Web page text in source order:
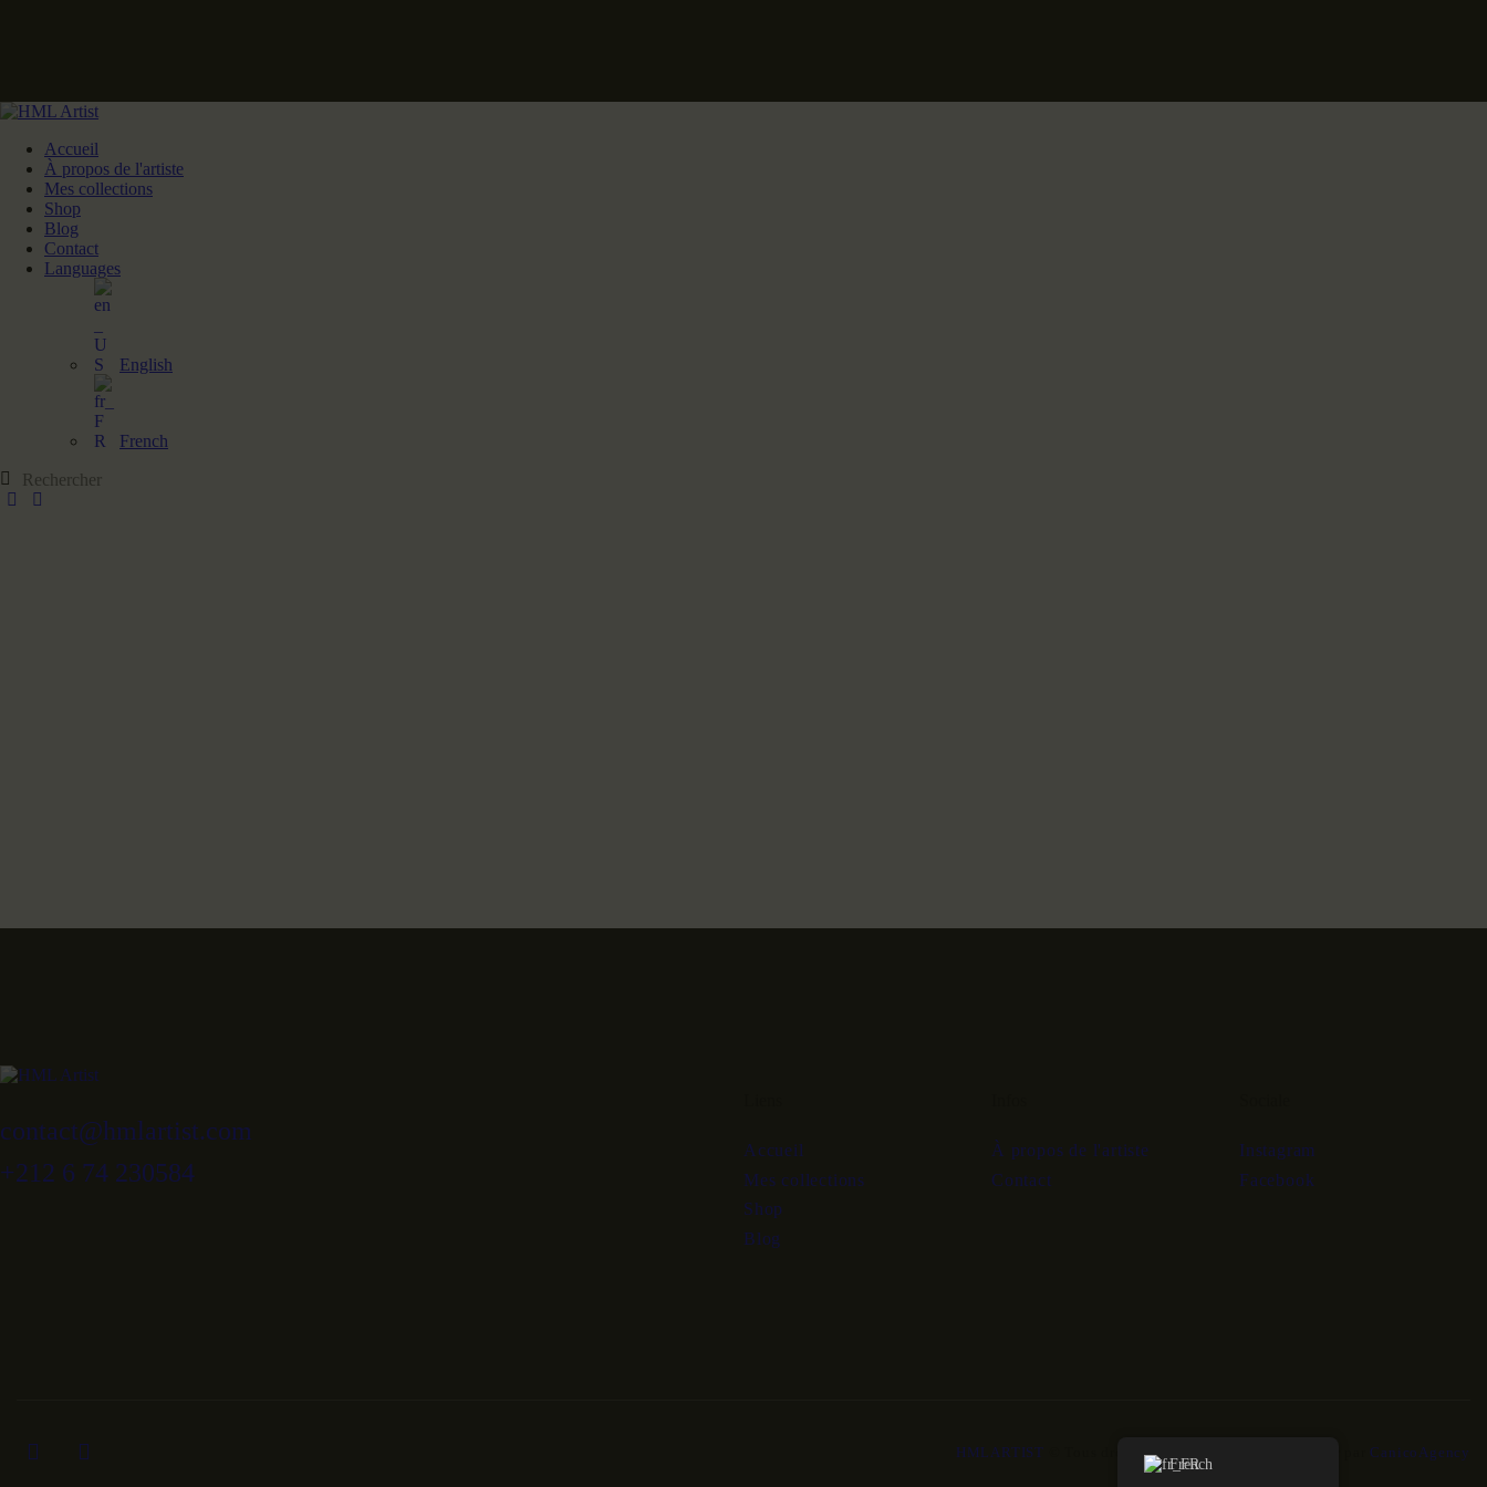
Accueil
À propos de l'artiste
Mes collections
Shop
Blog
Contact
Languages
English
French
contact@hmlartist.com
+212 6 74 230584
Accueil
Mes collections
Shop
Blog
À propos de l'artiste
Contact
Instagram
Facebook
HMLARTIST © Tous droits réservés. Réalisé avec amour par CanicoAgency
French